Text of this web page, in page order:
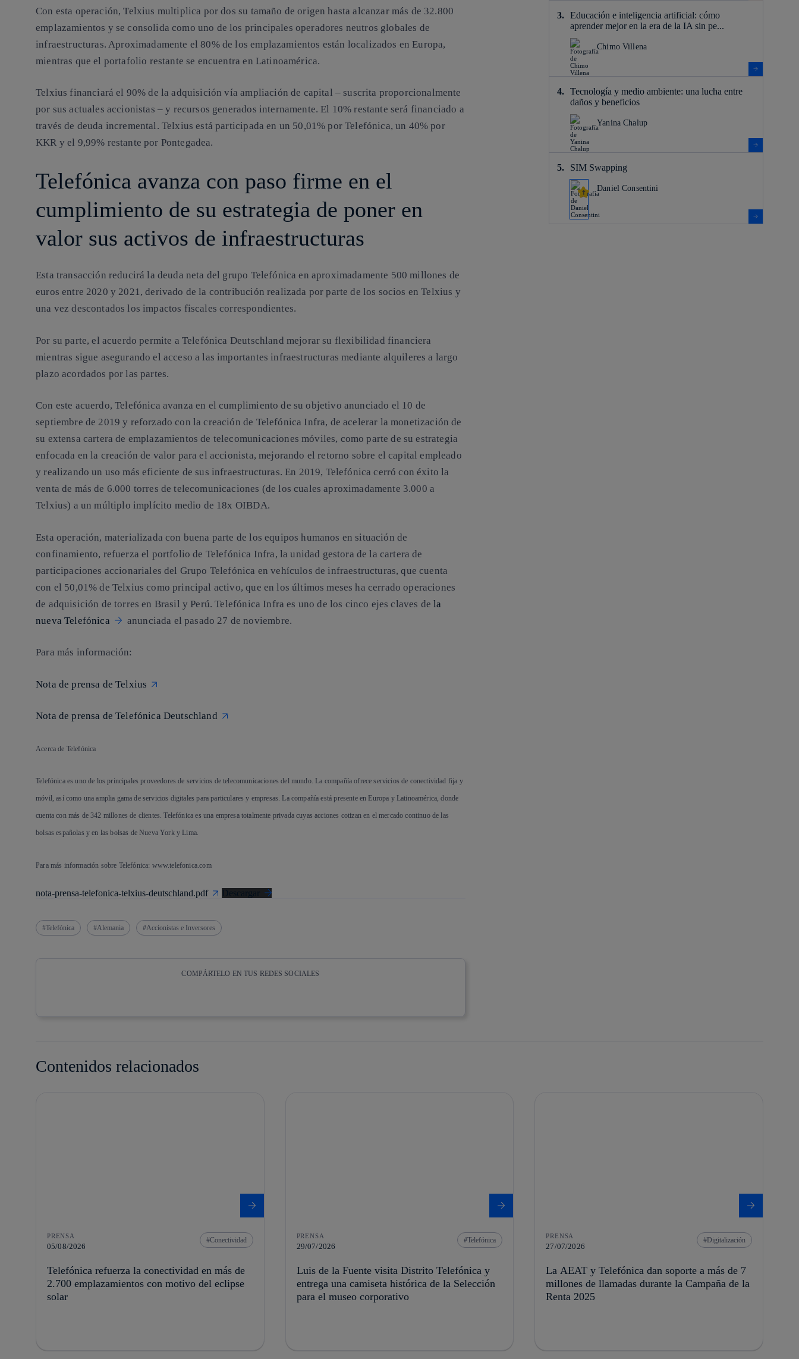
Con esta operación, Telxius multiplica por dos su tamaño de origen hasta alcanzar más de 32.800
emplazamientos y se consolida como uno de los principales operadores neutros globales de
infraestructuras. Aproximadamente el 80% de los emplazamientos están localizados en Europa,
mientras que el portafolio restante se encuentra en Latinoamérica.
Telxius financiará el 90% de la adquisición vía ampliación de capital – suscrita proporcionalmente
por sus actuales accionistas – y recursos generados internamente. El 10% restante será financiado a
través de deuda incremental. Telxius está participada en un 50,01% por Telefónica, un 40% por
KKR y el 9,99% restante por Pontegadea.
Telefónica avanza con paso firme en el
cumplimiento de su estrategia de poner en
valor sus activos de infraestructuras
Esta transacción reducirá la deuda neta del grupo Telefónica en aproximadamente 500 millones de
euros entre 2020 y 2021, derivado de la contribución realizada por parte de los socios en Telxius y
una vez descontados los impactos fiscales correspondientes.
Por su parte, el acuerdo permite a Telefónica Deutschland mejorar su flexibilidad financiera
mientras sigue asegurando el acceso a las importantes infraestructuras mediante alquileres a largo
plazo acordados por las partes.
Con este acuerdo, Telefónica avanza en el cumplimiento de su objetivo anunciado el 10 de
septiembre de 2019 y reforzado con la creación de Telefónica Infra, de acelerar la monetización de
su extensa cartera de emplazamientos de telecomunicaciones móviles, como parte de su estrategia
enfocada en la creación de valor para el accionista, mejorando el retorno sobre el capital empleado
y realizando un uso más eficiente de sus infraestructuras. En 2019, Telefónica cerró con éxito la
venta de más de 6.000 torres de telecomunicaciones (de los cuales aproximadamente 3.000 a
Telxius) a un múltiplo implícito medio de 18x OIBDA.
Esta operación, materializada con buena parte de los equipos humanos en situación de
confinamiento, refuerza el portfolio de Telefónica Infra, la unidad gestora de la cartera de
participaciones accionariales del Grupo Telefónica en vehículos de infraestructuras, que cuenta
con el 50,01% de Telxius como principal activo, que en los últimos meses ha cerrado operaciones
de adquisición de torres en Brasil y Perú. Telefónica Infra es uno de los cinco ejes claves dela
nueva Telefónica
anunciada el pasado 27 de noviembre.
Para más información:
Nota de prensa de Telxius
Nota de prensa de Telefónica Deutschland
Acerca de Telefónica
Telefónica es uno de los principales proveedores de servicios de telecomunicaciones del mundo. La compañía ofrece servicios de conectividad fija y
móvil, así como una amplia gama de servicios digitales para particulares y empresas. La compañía está presente en Europa y Latinoamérica, donde
cuenta con más de 342 millones de clientes. Telefónica es una empresa totalmente privada cuyas acciones cotizan en el mercado continuo de las
bolsas españolas y en las bolsas de Nueva York y Lima.
Para más información sobre Telefónica: www.telefonica.com
nota-prensa-telefonica-telxius-deutschland.pdf Descargar
Telefónica Alemania Accionistas e Inversores
COMPÁRTELO EN TUS REDES SOCIALES
Educación e inteligencia artificial: cómo
aprender mejor en la era de la IA sin pe...
Chimo Villena
Tecnología y medio ambiente: una lucha entre
daños y beneficios
Yanina Chalup
SIM Swapping
Daniel Consentini
Contenidos relacionados
PRENSA
05/08/2026
Conectividad
Telefónica refuerza la conectividad en más de
2.700 emplazamientos con motivo del eclipse
solar
PRENSA
29/07/2026
Telefónica
Luis de la Fuente visita Distrito Telefónica y
entrega una camiseta histórica de la Selección
para el museo corporativo
PRENSA
27/07/2026
Digitalización
La AEAT y Telefónica dan soporte a más de 7
millones de llamadas durante la Campaña de la
Renta 2025